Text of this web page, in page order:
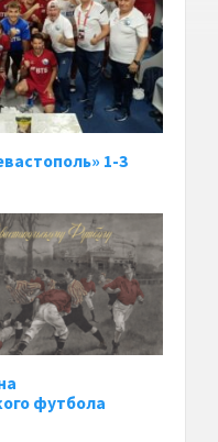
1-3
футбола